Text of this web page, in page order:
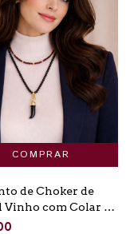
de Choker de
Vinho com Colar de
(CH-VI-06)